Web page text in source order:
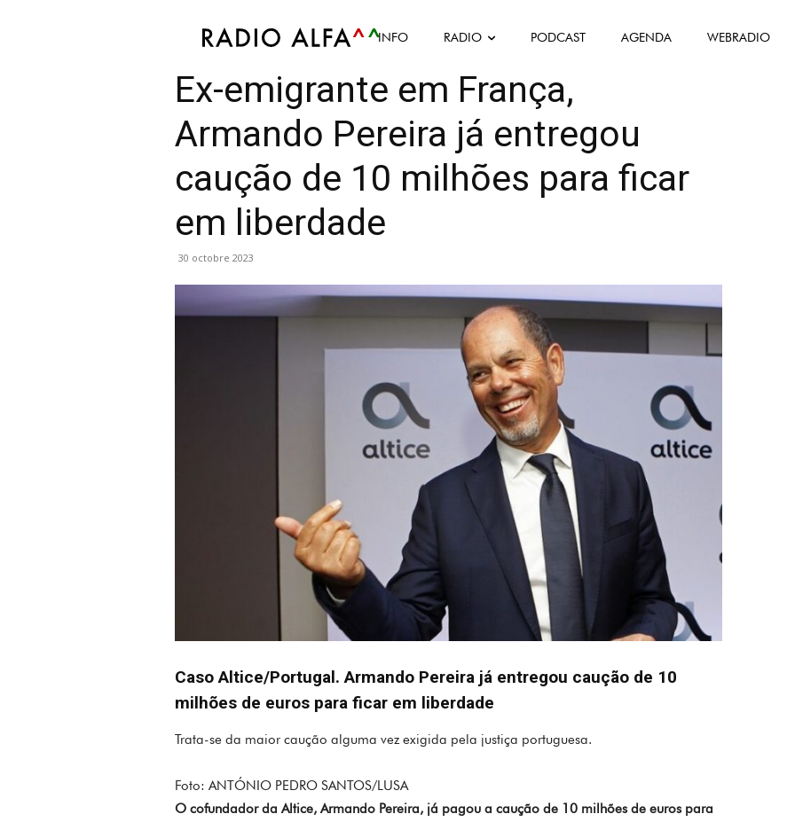
INFO RADIO PODCAST AGENDA WEBRADIO
Article Économie Mis en avant
Ex-emigrante em França,
Armando Pereira já entregou
caução de 10 milhões para ficar
em liberdade
30 octobre 2023
Caso Altice/Portugal. Armando Pereira já entregou caução de 10
milhões de euros para ficar em liberdade
Trata-se da maior caução alguma vez exigida pela justiça portuguesa.
Foto: ANTÓNIO PEDRO SANTOS/LUSA
O cofundador da Altice, Armando Pereira, já pagou a caução de 10 milhões de euros para